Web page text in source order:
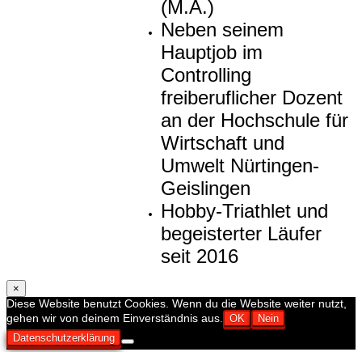
(M.A.)
Neben seinem
Hauptjob im
Controlling
freiberuflicher Dozent
an der Hochschule für
Wirtschaft und
Umwelt Nürtingen-
Geislingen
Hobby-Triathlet und
begeisterter Läufer
seit 2016
×
Diese Website benutzt Cookies. Wenn du die Website weiter nutzt,
gehen wir von deinem Einverständnis aus.
OK
Nein
Datenschutzerklärung